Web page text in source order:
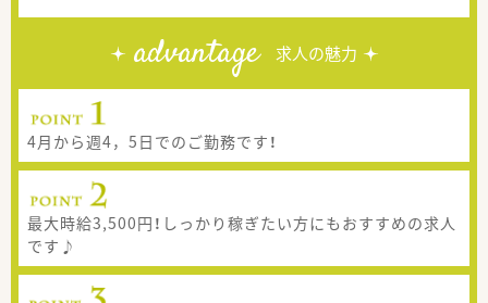
advantage 求人の魅力
4月から週4，5日でのご勤務です！
最大時給3,500円！しっかり稼ぎたい方にもおすすめの求人
です♪